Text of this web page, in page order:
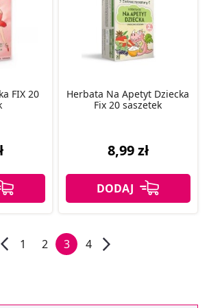
FIX 20
Herbata Na Apetyt Dziecka
Fix 20 saszetek
8,99 zł
1 2 3 4